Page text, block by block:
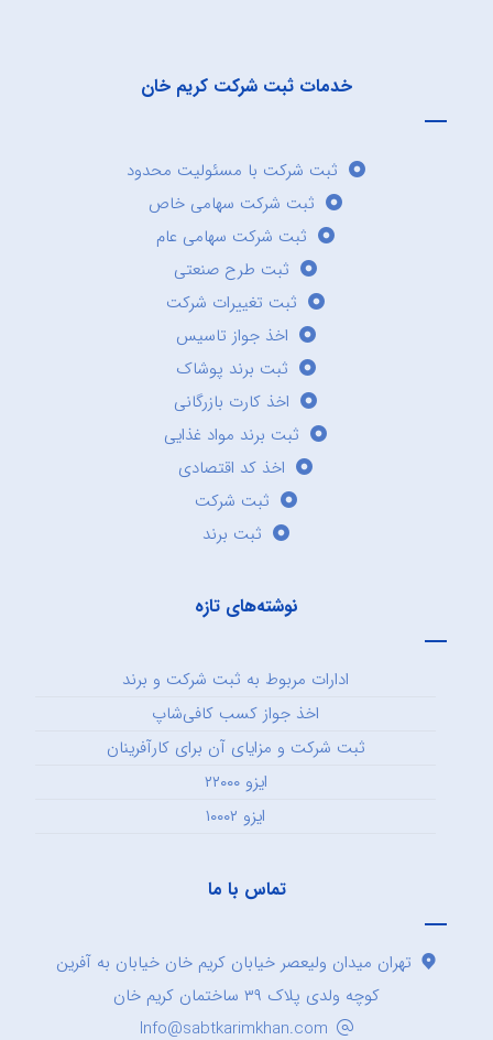
خدمات ثبت شرکت کریم خان
ثبت شرکت با مسئولیت محدود
ثبت شرکت سهامی خاص
ثبت شرکت سهامی عام
ثبت طرح صنعتی
ثبت تغییرات شرکت
اخذ جواز تاسیس
ثبت برند پوشاک
اخذ کارت بازرگانی
ثبت برند مواد غذایی
اخذ کد اقتصادی
ثبت شرکت
ثبت برند
نوشته‌های تازه
ادارات مربوط به ثبت شرکت و برند
اخذ جواز کسب کافی‌شاپ
ثبت شرکت و مزایای آن برای کارآفرینان
ایزو ۲۲۰۰۰
ایزو ۱۰۰۰۲
تماس با ما
تهران میدان ولیعصر خیابان کریم خان خیابان به آفرین
کوچه ولدی پلاک ۳۹ ساختمان کریم خان
Info@sabtkarimkhan.com